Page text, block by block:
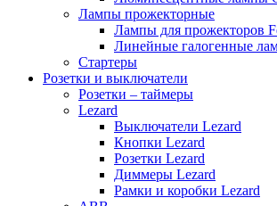
Лампы прожекторные
Лампы для прожекторов
Линейные галогенные
Стартеры
Розетки и выключатели
Розетки – таймеры
Lezard
Выключатели Lezard
Кнопки Lezard
Розетки Lezard
Диммеры Lezard
Рамки и коробки Lezard